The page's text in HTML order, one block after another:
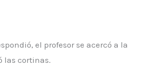
el profesor se acercó a la
las cortinas.